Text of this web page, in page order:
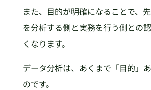
また、目的が明確になることで、
を分析する側と実務を行う側との
くなります。
データ分析は、あくまで「目的」
のです。